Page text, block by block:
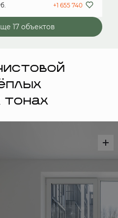
+1 655 740
17 объектов
тонах